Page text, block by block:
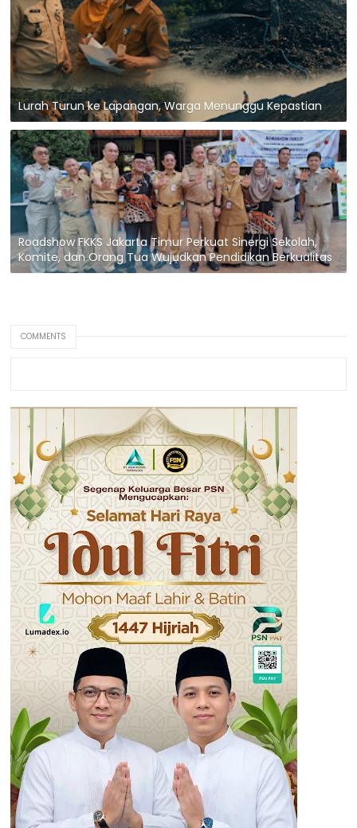
Lurah Turun ke Lapangan, Warga Menunggu Kepastian
Roadshow FKKS Jakarta Timur Perkuat Sinergi Sekolah,
Komite, dan Orang Tua Wujudkan Pendidikan Berkualitas
COMMENTS